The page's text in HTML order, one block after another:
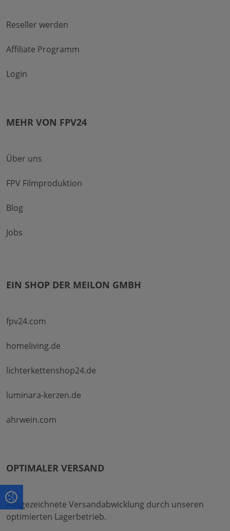
Reseller werden
Affiliate Programm
Login
MEHR VON FPV24
Über uns
FPV Filmproduktion
Blog
Jobs
EIN SHOP DER MEILON GMBH
fpv24.com
homeliving.de
lichterkettenshop24.de
luminara-kerzen.de
ahrwein.com
OPTIMALER VERSAND
Ausgezeichnete Versandabwicklung durch unseren
optimierten Lagerbetrieb.